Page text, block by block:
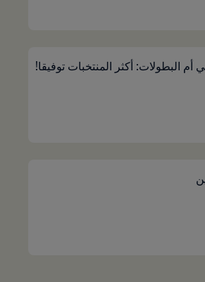
البطولات: أكثر المنتخبات توفيقا!